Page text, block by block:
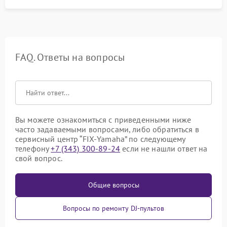
FAQ. Ответы на вопросы
Вы можете ознакомиться с приведенными ниже
часто задаваемыми вопросами, либо обратиться в
сервисный центр “FIX-Yamaha” по следующему
телефону+7 (343) 300-89-24 если не нашли ответ на
свой вопрос.
Общие вопросы
Вопросы по ремонту DJ-пультов